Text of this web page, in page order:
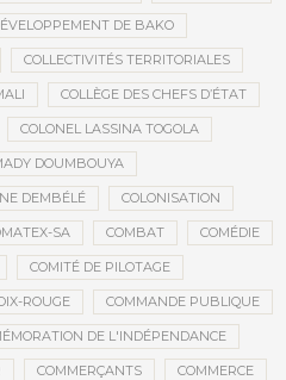
DE BAKO
COLLECTIVITÉS TERRITORIALES
COLLÈGE DES CHEFS D’ÉTAT
COLONEL LASSINA TOGOLA
DOUMBOUYA
DEMBÉLÉ COLONISATION
SA COMBAT COMÉDIE
COMITÉ DE PILOTAGE
ROUGE COMMANDE PUBLIQUE
DE L'INDÉPENDANCE
COMMERÇANTS COMMERCE